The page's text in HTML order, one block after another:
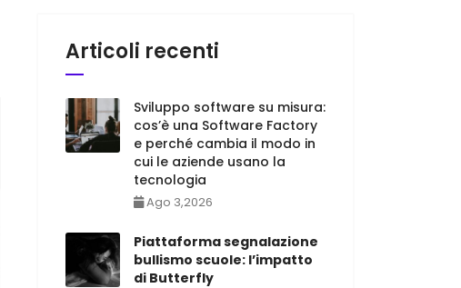
Articoli recenti
Sviluppo software su misura:
cos’è una Software Factory
e perché cambia il modo in
cui le aziende usano la
tecnologia
Ago 3,2026
Piattaforma segnalazione
bullismo scuole: l’impatto
di Butterfly